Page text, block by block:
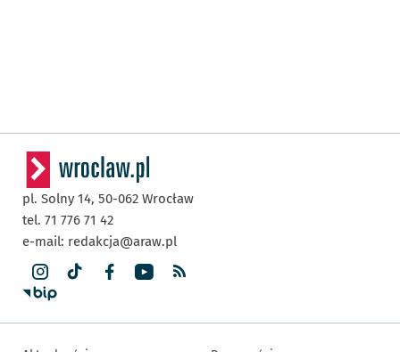
pl. Solny 14, 50-062 Wrocław
tel. 71 776 71 42
e-mail: redakcja@araw.pl